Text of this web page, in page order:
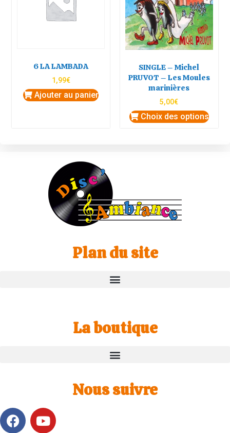
6 LA LAMBADA
1,99€
Ajouter au panier
SINGLE – Michel
PRUVOT – Les Moules
marinières
5,00€
Choix des options
Plan du site
La boutique
Nous suivre